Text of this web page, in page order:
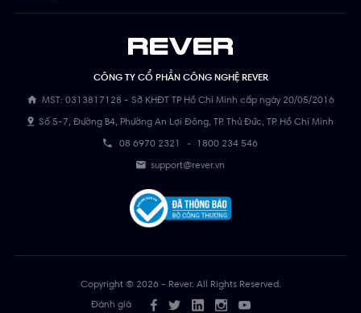
CÔNG TY CỔ PHẦN CÔNG NGHỆ REVER
MST: 0313817128 - Sở KHĐT TP Hồ Chí Minh cấp ngày 20/05/2016
Số 5-7, Đường B4, Phường An Lợi Đông, TP. Thủ Đức, TP. Hồ Chí Minh
08 6970 2321 - 1800 234 546
support@rever.vn
Copyright © 2026 - Rever. All Rights Reserved.
Đánh giá